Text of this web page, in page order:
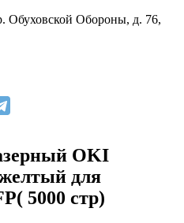
Обуховской Обороны, д. 76,
OKI
желтый для
5000 стр)